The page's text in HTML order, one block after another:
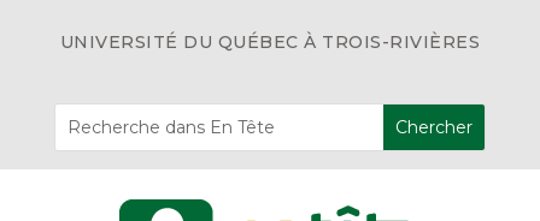
UNIVERSITÉ DU QUÉBEC À TROIS-RIVIÈRES